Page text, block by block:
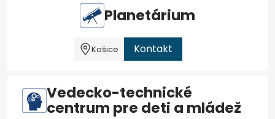
Planetárium
Košice Kontakt
Vedecko-technické
centrum pre deti a mládež